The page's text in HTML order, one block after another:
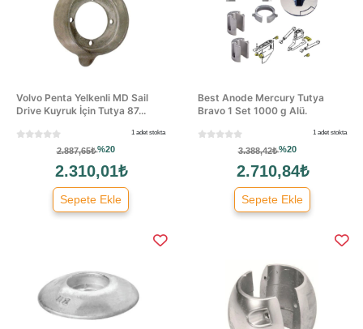
Volvo Penta Yelkenli MD Sail
Drive Kuyruk İçin Tutya 87...
1 adet stokta
2.887,65₺%20
2.310,01₺
Sepete Ekle
Best Anode Mercury Tutya
Bravo 1 Set 1000 g Alü.
1 adet stokta
3.388,42₺%20
2.710,84₺
Sepete Ekle